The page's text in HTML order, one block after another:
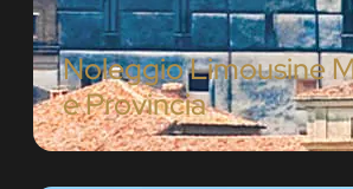
Noleggio Limousine
e Provincia